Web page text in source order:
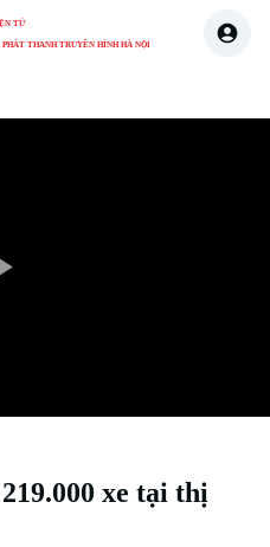
TỬ
PHÁT THANH TRUYỀN HÌNH HÀ NỘI
xe tại thị